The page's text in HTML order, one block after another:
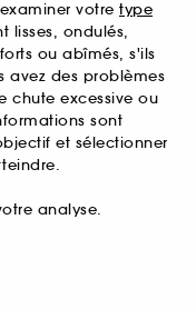
votre type
lisses, ondulés,
ou abîmés, s'ils
avez des problèmes
chute excessive ou
sont
et sélectionner
analyse.